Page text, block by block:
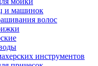
и машинок
волос
инструментов